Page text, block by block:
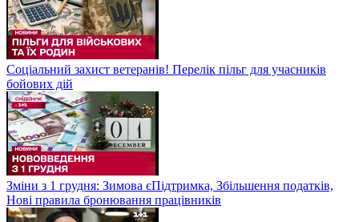
Соціальний захист ветеранів! Перелік пільг для учасників
бойових дій
Зміни з 1 грудня: Зимова єПідтримка, Збільшення податків,
Нові правила бронювання працівників